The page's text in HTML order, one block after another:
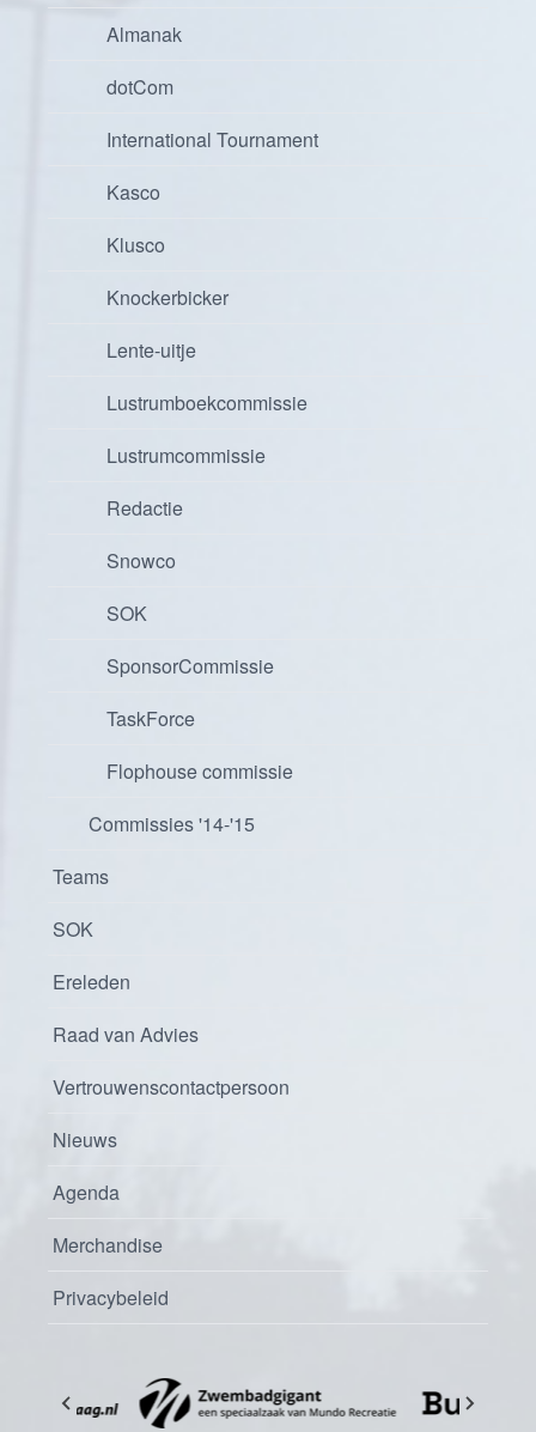
Almanak
dotCom
International Tournament
Kasco
Klusco
Knockerbicker
Lente-uitje
Lustrumboekcommissie
Lustrumcommissie
Redactie
Snowco
SOK
SponsorCommissie
TaskForce
Flophouse commissie
Commissies '14-'15
Teams
SOK
Ereleden
Raad van Advies
Vertrouwenscontactpersoon
Nieuws
Agenda
Merchandise
Privacybeleid